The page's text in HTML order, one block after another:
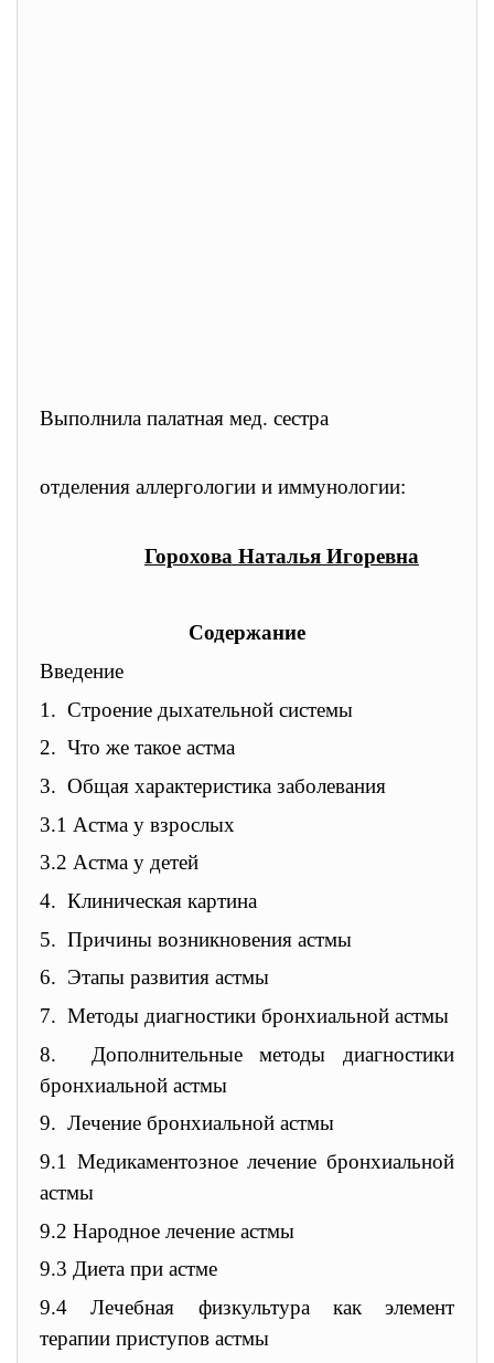
Выполнила палатная мед. сестра
отделения аллергологии и иммунологии:
Горохова Наталья Игоревна
Содержание
Введение
1. Строение дыхательной системы
2. Что же такое астма
3. Общая характеристика заболевания
3.1 Астма у взрослых
3.2 Астма у детей
4. Клиническая картина
5. Причины возникновения астмы
6. Этапы развития астмы
7. Методы диагностики бронхиальной астмы
8.
Дополнительные методы диагностики
бронхиальной астмы
9. Лечение бронхиальной астмы
9.1 Медикаментозное лечение бронхиальной
астмы
9.2 Народное лечение астмы
9.3 Диета при астме
9.4 Лечебная физкультура как элемент
терапии приступов астмы